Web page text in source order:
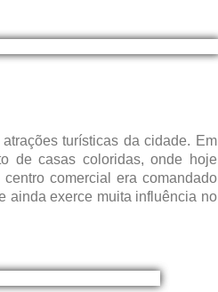
turísticas da cidade. Em
de casas coloridas, onde hoje
comercial era comandado
ainda exerce muita influência no